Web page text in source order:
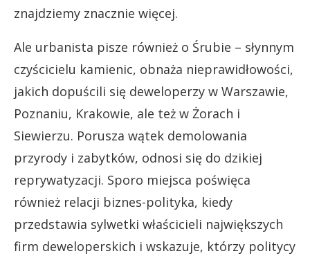
znajdziemy znacznie więcej.
Ale urbanista pisze również o Śrubie – słynnym
czyścicielu kamienic, obnaża nieprawidłowości,
jakich dopuścili się deweloperzy w Warszawie,
Poznaniu, Krakowie, ale też w Żorach i
Siewierzu. Porusza wątek demolowania
przyrody i zabytków, odnosi się do dzikiej
reprywatyzacji. Sporo miejsca poświęca
również relacji biznes-polityka, kiedy
przedstawia sylwetki właścicieli największych
firm deweloperskich i wskazuje, którzy politycy